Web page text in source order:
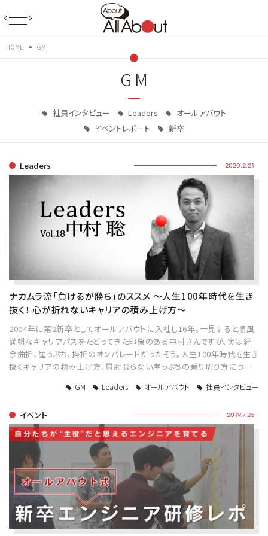
HOME GM
GM
社員インタビュー Leaders
オールアバウト
イベントレポート
新卒
Leaders 2020.2.21
ナカムラ流「負けるが勝ち」のススメ ～人生100年時代を生き
抜く！ 心が折れないキャリアの積み上げ方～
2004年に第2新卒としてオールアバウトに入社し16年。一見すると順風
満帆なキャリアパスをたどってきた印象のある中村さんですが、実は紆
余曲折、崖っぷち、挫折のオンパレードだったそう。人生100年時代を生き
抜くキャリアの積み上げ方、肩肘張らない崖っぷちの乗り切り方につ…
GM Leaders オールアバウト 社員インタビュー
イベント 2019.7.26